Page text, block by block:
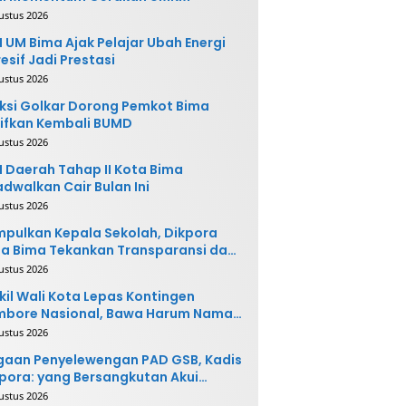
2026
UM Bima Ajak Pelajar Ubah Energi
Jadi Prestasi
2026
Golkar Dorong Pemkot Bima
Kembali BUMD
2026
Daerah Tahap II Kota Bima
Cair Bulan Ini
2026
Kepala Sekolah, Dikpora
Bima Tekankan Transparansi dan
2026
Wali Kota Lepas Kontingen
Nasional, Bawa Harum Nama
Bima
2026
Penyelewengan PAD GSB, Kadis
yang Bersangkutan Akui
dan Siap
2026